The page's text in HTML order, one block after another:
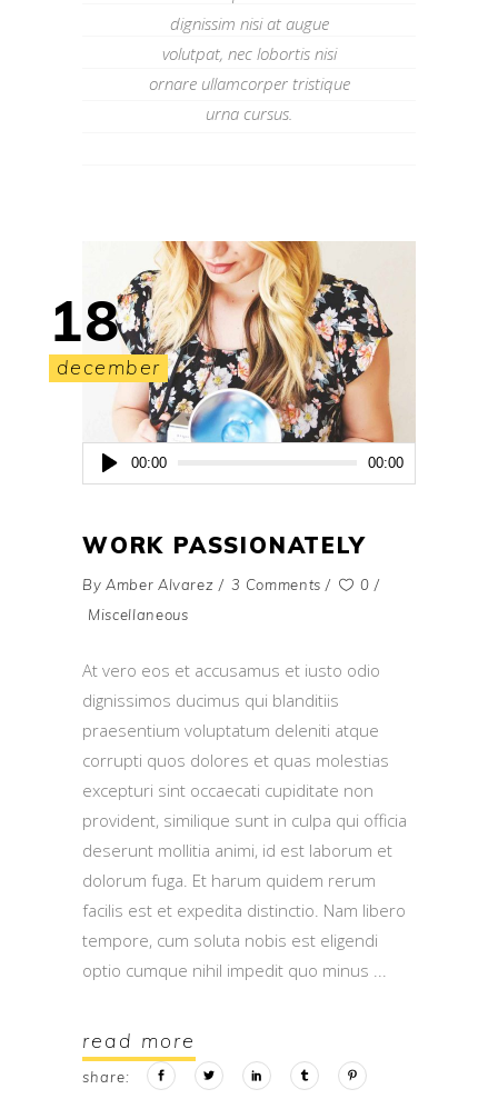
dignissim nisi at augue
volutpat, nec lobortis nisi
ornare ullamcorper tristique
urna cursus.
18
december
Audio
Player
00:00 00:00
WORK PASSIONATELY
By Amber Alvarez 3 Comments
0
Miscellaneous
At vero eos et accusamus et iusto odio
dignissimos ducimus qui blanditiis
praesentium voluptatum deleniti atque
corrupti quos dolores et quas molestias
excepturi sint occaecati cupiditate non
provident, similique sunt in culpa qui officia
deserunt mollitia animi, id est laborum et
dolorum fuga. Et harum quidem rerum
facilis est et expedita distinctio. Nam libero
tempore, cum soluta nobis est eligendi
optio cumque nihil impedit quo minus
read more
share: